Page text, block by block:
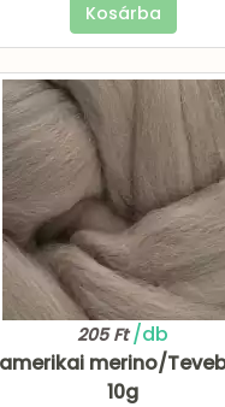
Kosárba
205 Ft/db
merino/
10g